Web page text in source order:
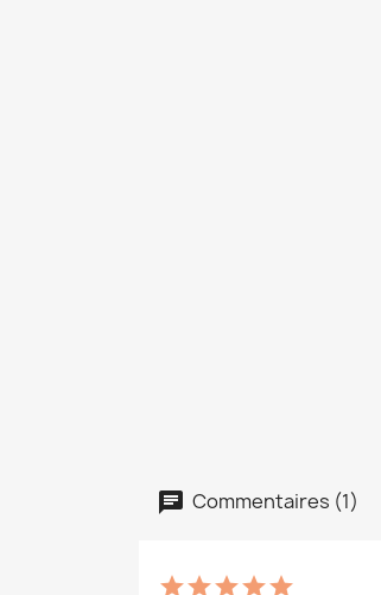
Commentaires (1)